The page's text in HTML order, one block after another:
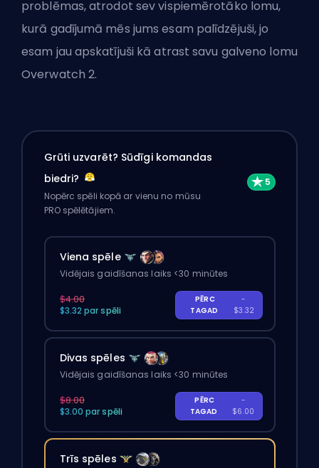
problēmas, atrodot sev vispiemērotāko lomu,
kurā gadījumā mēs jums esam palīdzējuši, jo
esam jau apskatījuši kā atrast savu galveno lomu
Overwatch 2.
Grūti uzvarēt? Sūdīgi komandas
biedri?
Nopērc spēli kopā ar vienu no mūsu
PRO spēlētājiem.
Viena spēle
Vidējais gaidīšanas laiks <30 minūtes
$4.00
$3.32 par spēli
PĒRC
TAGAD
-
$3.32
Divas spēles
Vidējais gaidīšanas laiks <30 minūtes
$8.00
$3.00 par spēli
PĒRC
TAGAD
-
$6.00
Trīs spēles